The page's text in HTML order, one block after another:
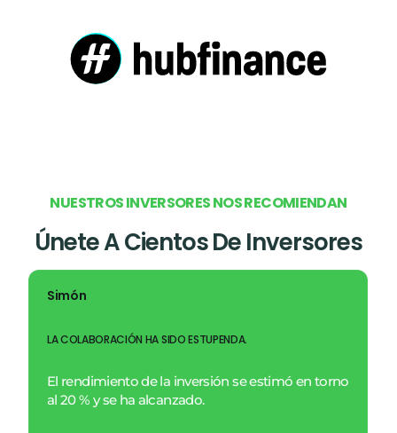
NUESTROSINVERSORESNOSRECOMIENDAN
Únete A Cientos De Inversores
Simón
LA COLABORACIÓN HA SIDO ESTUPENDA.
El rendimiento de la inversión se estimó en torno
al 20 % y se ha alcanzado.